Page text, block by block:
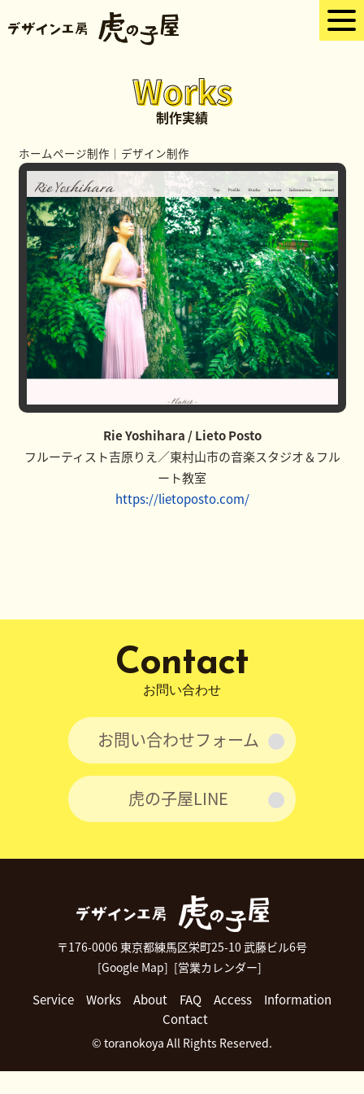
Works
制作実績
ホームページ制作 ｜ デザイン制作
Rie Yoshihara / Lieto Posto
フルーティスト吉原りえ／東村山市の音楽スタジオ＆フル
ート教室
https://lietoposto.com/
Contact
お問い合わせ
お問い合わせフォーム
虎の子屋LINE
〒176-0006 東京都練馬区栄町25-10 武藤ビル6号
[Google Map] [営業カレンダー]
Service Works About FAQ Access
Information
Contact
© toranokoya All Rights Reserved.